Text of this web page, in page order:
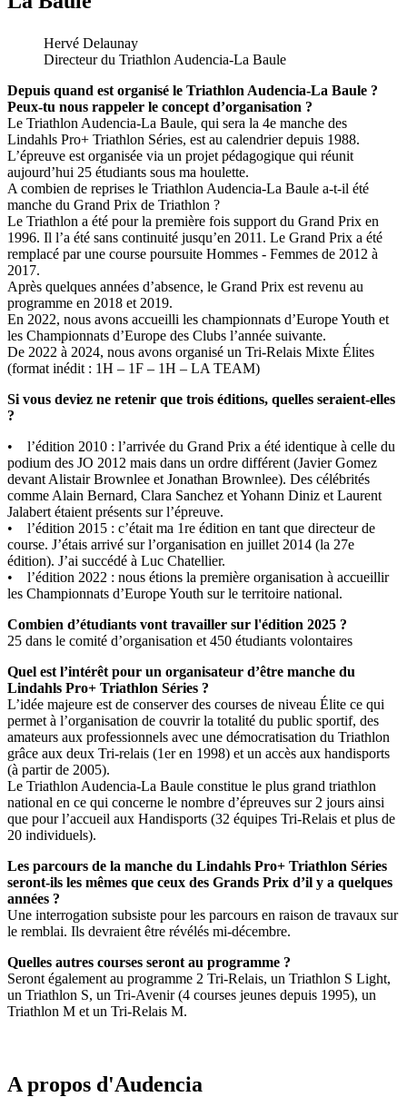
Hervé Delaunay
Directeur du Triathlon Audencia-La Baule
Depuis quand est organisé le Triathlon Audencia-La Baule ?
Peux-tu nous rappeler le concept d’organisation ?
Le Triathlon Audencia-La Baule, qui sera la 4e manche des
Lindahls Pro+ Triathlon Séries, est au calendrier depuis 1988.
L’épreuve est organisée via un projet pédagogique qui réunit
aujourd’hui 25 étudiants sous ma houlette.
A combien de reprises le Triathlon Audencia-La Baule a-t-il été
manche du Grand Prix de Triathlon ?
Le Triathlon a été pour la première fois support du Grand Prix en
1996. Il l’a été sans continuité jusqu’en 2011. Le Grand Prix a été
remplacé par une course poursuite Hommes - Femmes de 2012 à
2017.
Après quelques années d’absence, le Grand Prix est revenu au
programme en 2018 et 2019.
En 2022, nous avons accueilli les championnats d’Europe Youth et
les Championnats d’Europe des Clubs l’année suivante.
De 2022 à 2024, nous avons organisé un Tri-Relais Mixte Élites
(format inédit : 1H – 1F – 1H – LA TEAM)
Si vous deviez ne retenir que trois éditions, quelles seraient-elles
?
• l’édition 2010 : l’arrivée du Grand Prix a été identique à celle du
podium des JO 2012 mais dans un ordre différent (Javier Gomez
devant Alistair Brownlee et Jonathan Brownlee). Des célébrités
comme Alain Bernard, Clara Sanchez et Yohann Diniz et Laurent
Jalabert étaient présents sur l’épreuve.
• l’édition 2015 : c’était ma 1re édition en tant que directeur de
course. J’étais arrivé sur l’organisation en juillet 2014 (la 27e
édition). J’ai succédé à Luc Chatellier.
• l’édition 2022 : nous étions la première organisation à accueillir
les Championnats d’Europe Youth sur le territoire national.
Combien d’étudiants vont travailler sur l'édition 2025 ?
25 dans le comité d’organisation et 450 étudiants volontaires
Quel est l’intérêt pour un organisateur d’être manche du
Lindahls Pro+ Triathlon Séries ?
L’idée majeure est de conserver des courses de niveau Élite ce qui
permet à l’organisation de couvrir la totalité du public sportif, des
amateurs aux professionnels avec une démocratisation du Triathlon
grâce aux deux Tri-relais (1er en 1998) et un accès aux handisports
(à partir de 2005).
Le Triathlon Audencia-La Baule constitue le plus grand triathlon
national en ce qui concerne le nombre d’épreuves sur 2 jours ainsi
que pour l’accueil aux Handisports (32 équipes Tri-Relais et plus de
20 individuels).
Les parcours de la manche du Lindahls Pro+ Triathlon Séries
seront-ils les mêmes que ceux des Grands Prix d’il y a quelques
années ?
Une interrogation subsiste pour les parcours en raison de travaux sur
le remblai. Ils devraient être révélés mi-décembre.
Quelles autres courses seront au programme ?
Seront également au programme 2 Tri-Relais, un Triathlon S Light,
un Triathlon S, un Tri-Avenir (4 courses jeunes depuis 1995), un
Triathlon M et un Tri-Relais M.
A propos d'Audencia